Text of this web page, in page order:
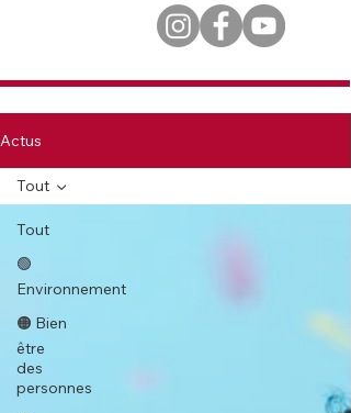
Actus
Tout
🟢
Environnement
🟠 Bien
être
des
personnes
Tout